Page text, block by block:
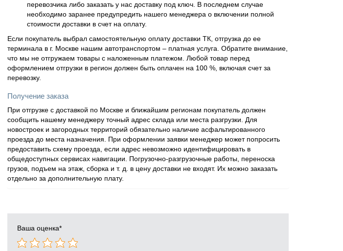
перевозчика либо заказать у нас доставку под ключ. В последнем случае
необходимо заранее предупредить нашего менеджера о включении полной
стоимости доставки в счет на оплату.
Если покупатель выбрал самостоятельную оплату доставки ТК, отгрузка до ее
терминала в г. Москве нашим автотранспортом – платная услуга. Обратите внимание,
что мы не отгружаем товары с наложенным платежом. Любой товар перед
оформлением отгрузки в регион должен быть оплачен на 100 %, включая счет за
перевозку.
Получение заказа
При отгрузке с доставкой по Москве и ближайшим регионам покупатель должен
сообщить нашему менеджеру точный адрес склада или места разгрузки. Для
новостроек и загородных территорий обязательно наличие асфальтированного
проезда до места назначения. При оформлении заявки менеджер может попросить
предоставить схему проезда, если адрес невозможно идентифицировать в
общедоступных сервисах навигации. Погрузочно-разгрузочные работы, переноска
грузов, подъем на этаж, сборка и т. д. в цену доставки не входят. Их можно заказать
отдельно за дополнительную плату.
Ваша оценка*